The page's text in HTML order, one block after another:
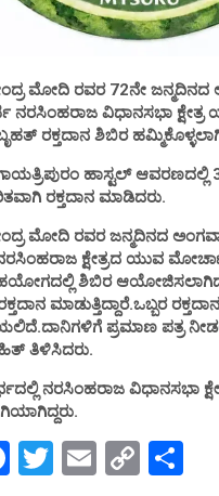
ಮೋದಿ ರವರ 72ನೇ
ನರಸಿಂಹರಾಜ ವಿಧಾನಸಭಾ
ರಕ್ತದಾನ ಶಿಬಿರ
ಹಾಸ್ಟಲ್ ಆವರಣದಲ್ಲಿ
ರಕ್ತದಾನ ಮಾಡಿದರು.
ಮೋದಿ ರವರ ಜನ್ಮದಿನದ
ಕ್ಷೇತ್ರದ ಯುವ
ಶಿಬಿರ
ಮಾಡುತ್ತಿದ್ದಾರೆ.ಒಬ್ಬರ
ಪ್ರಮಾಣ ಪತ್ರ
ತಿಳಿಸಿದರು.
ನರಸಿಂಹರಾಜ ವಿಧಾನಸಭಾ
F
T
E
C